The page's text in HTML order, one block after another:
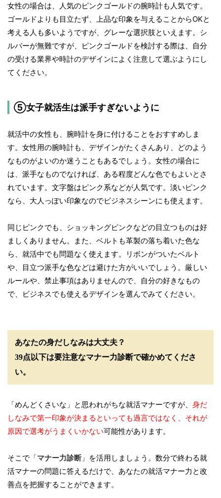
女性の場合は、人気のピンクゴールドの腕時計も人気です。
ゴールドよりも目立たず、上品な印象を与えることからOKと
考える人も多いようですが、グレーな選択肢といえます。シ
ルバーが無難ですが、ピンクゴールドを検討する際は、自分
の受ける業界や時計のデザインによく注意して選ぶようにし
てください。
⑤女子就活生は派手すぎないように
就活中の女性も、腕時計を身に付けることをおすすめしま
す。女性用の腕時計も、デザインがたくさんあり、どのよう
なものがよいのか迷うこともあるでしょう。女性の場合に
は、派手なものでなければ、ある程度どんな色でもよいとさ
れています。文字盤はピンク系などが人気です。淡いピンク
なら、大人っぽい印象なのでビジネスシーンにも使えます。
同じピンクでも、ショッキングピンクなどの目立つものは好
ましくありません。また、ベルトも革製の落ち着いた色な
ら、就活中でも問題なく使えます。リボンがついたベルト
や、目立つ派手な色などは避けた方がいいでしょう。厳しい
ルールや、禁止事項はありませんので、自分の好きなもの
で、ビジネスでも使えるデザインを選んでみてください。
あなたの身だしなみは大丈夫？
39点以下は要注意なマナー力診断で確かめてくださ
い。
「めんどくさいな」と思われがちな就活マナーですが、 身だ
しなみで第一印象が決まるといっても過言ではなく、それが
原因で選考がうまくいかない可能性があります。
そこで「マナー力診断」を活用しましょう。数分で終わる就
活マナーの問題に答えるだけで、あなたの就活マナー力と改
善点を把握することができます。